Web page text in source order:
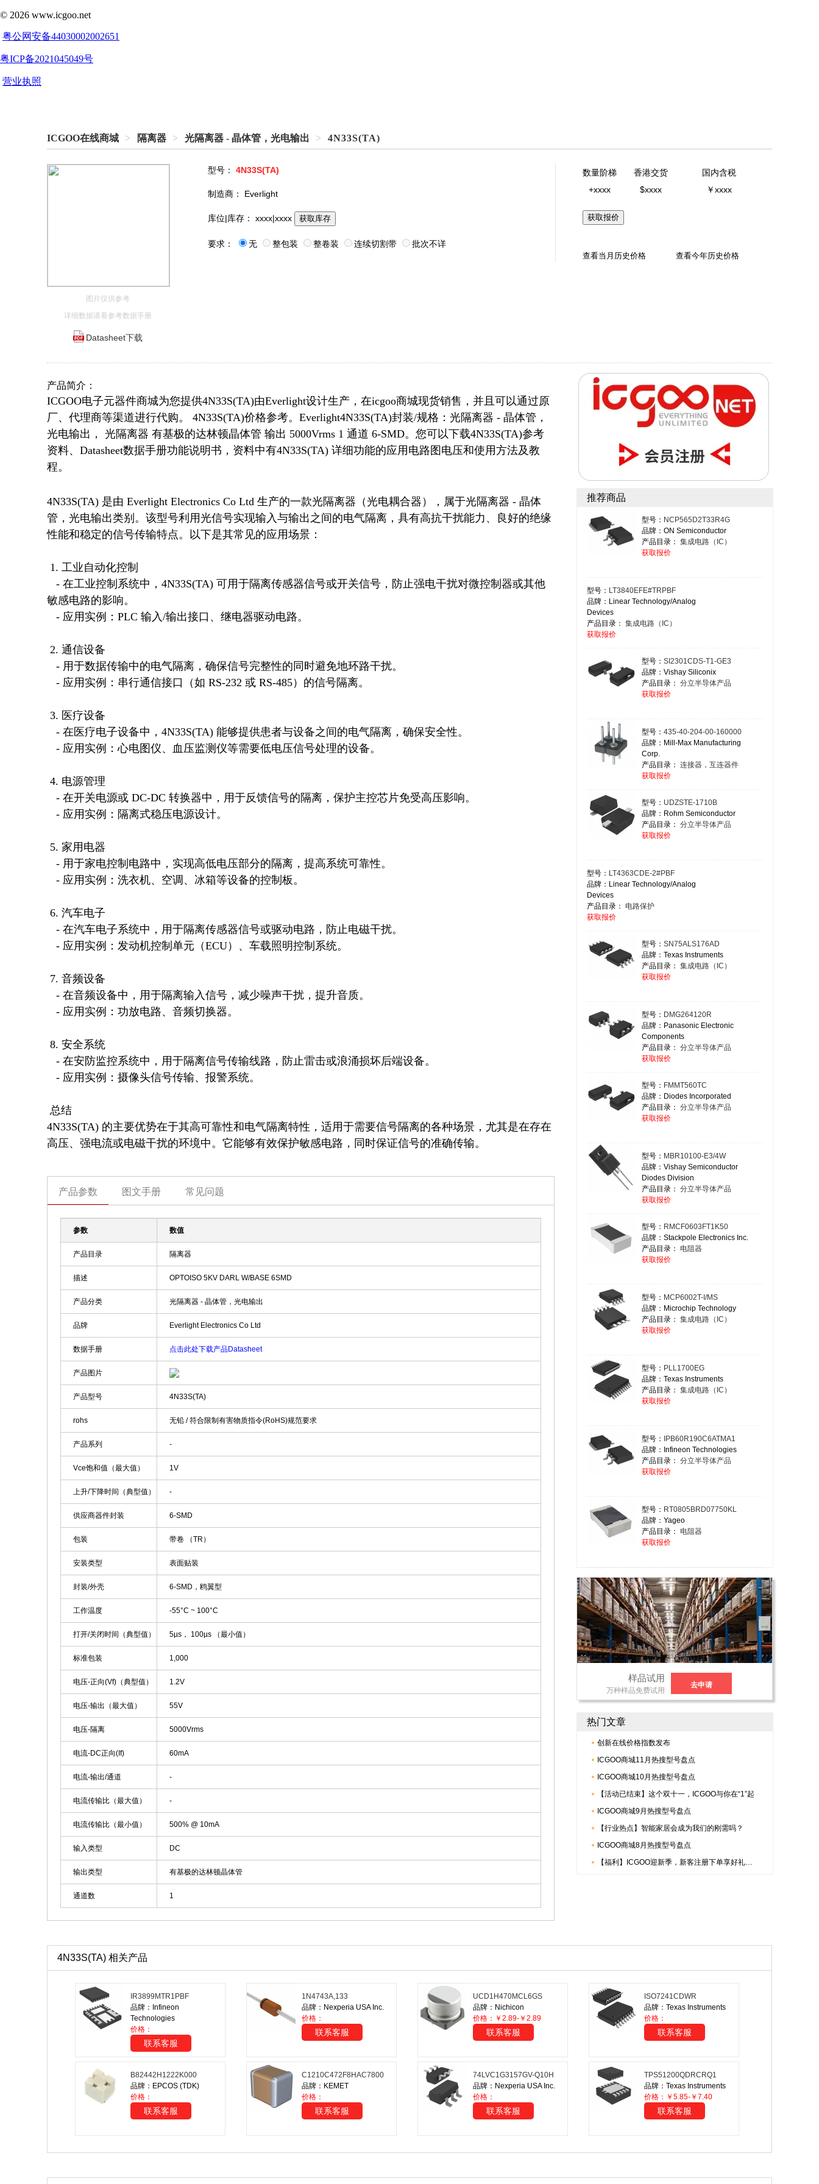
ICGOO在线商城 > 隔离器 > 光隔离器 - 晶体管，光电输出 > 4N33S(TA)
图片仅供参考
详细数据请看参考数据手册
Datasheet下载
型号： 4N33S(TA)
制造商： Everlight
库位|库存： xxxx|xxxx 获取库存
要求： 无 整包装 整卷装 连续切割带 批次不详
数量阶梯 香港交货
国内含税
+xxxx
$xxxx ￥xxxx
获取报价
查看当月历史价格 查看今年历史价格
产品简介：
ICGOO电子元器件商城为您提供4N33S(TA)由Everlight设计生产，在icgoo商城现货销售，并且可以通过原
厂、代理商等渠道进行代购。 4N33S(TA)价格参考。Everlight4N33S(TA)封装/规格：光隔离器 - 晶体管，
光电输出， 光隔离器 有基极的达林顿晶体管 输出 5000Vrms 1 通道 6-SMD。您可以下载4N33S(TA)参考
资料、Datasheet数据手册功能说明书，资料中有4N33S(TA) 详细功能的应用电路图电压和使用方法及教
程。
4N33S(TA) 是由 Everlight Electronics Co Ltd 生产的一款光隔离器（光电耦合器），属于光隔离器 - 晶体
管，光电输出类别。该型号利用光信号实现输入与输出之间的电气隔离，具有高抗干扰能力、良好的绝缘
性能和稳定的信号传输特点。以下是其常见的应用场景：
敏感电路的影响。
4N33S(TA) 的主要优势在于其高可靠性和电气隔离特性，适用于需要信号隔离的各种场景，尤其是在存在
高压、强电流或电磁干扰的环境中。它能够有效保护敏感电路，同时保证信号的准确传输。
产品参数 图文手册 常见问题
参数 数值
产品目录 隔离器
描述 OPTOISO 5KV DARL W/BASE 6SMD
产品分类 光隔离器 - 晶体管，光电输出
品牌 Everlight Electronics Co Ltd
数据手册 点击此处下载产品Datasheet
产品图片
产品型号 4N33S(TA)
rohs 无铅 / 符合限制有害物质指令(RoHS)规范要求
产品系列 -
Vce饱和值（最大值） 1V
上升/下降时间（典型值） -
供应商器件封装 6-SMD
包装 带卷 （TR）
安装类型 表面贴装
封装/外壳 6-SMD，鸥翼型
工作温度 -55°C ~ 100°C
打开/关闭时间（典型值） 5µs， 100µs （最小值）
标准包装 1,000
电压-正向(Vf)（典型值） 1.2V
电压-输出（最大值） 55V
电压-隔离 5000Vrms
电流-DC正向(If) 60mA
电流-输出/通道 -
电流传输比（最大值） -
电流传输比（最小值） 500% @ 10mA
输入类型 DC
输出类型 有基极的达林顿晶体管
通道数 1
推荐商品
型号： NCP565D2T33R4G
品牌：ON Semiconductor
产品目录： 集成电路（IC）
获取报价
型号： LT3840EFE#TRPBF
品牌：Linear Technology/Analog
Devices
产品目录： 集成电路（IC）
获取报价
型号： SI2301CDS-T1-GE3
品牌：Vishay Siliconix
产品目录： 分立半导体产品
获取报价
型号： 435-40-204-00-160000
品牌：Mill-Max Manufacturing
Corp.
产品目录： 连接器，互连器件
获取报价
型号： UDZSTE-1710B
品牌：Rohm Semiconductor
产品目录： 分立半导体产品
获取报价
型号： LT4363CDE-2#PBF
品牌：Linear Technology/Analog
Devices
产品目录： 电路保护
获取报价
型号： SN75ALS176AD
品牌：Texas Instruments
产品目录： 集成电路（IC）
获取报价
型号： DMG264120R
品牌：Panasonic Electronic
Components
产品目录： 分立半导体产品
获取报价
型号： FMMT560TC
品牌：Diodes Incorporated
产品目录： 分立半导体产品
获取报价
型号： MBR10100-E3/4W
品牌：Vishay Semiconductor
Diodes Division
产品目录： 分立半导体产品
获取报价
型号： RMCF0603FT1K50
品牌：Stackpole Electronics Inc.
产品目录： 电阻器
获取报价
型号： MCP6002T-I/MS
品牌：Microchip Technology
产品目录： 集成电路（IC）
获取报价
型号： PLL1700EG
品牌：Texas Instruments
产品目录： 集成电路（IC）
获取报价
型号：
IPB60R190C6ATMA1
品牌：Infineon Technologies
产品目录： 分立半导体产品
获取报价
型号： RT0805BRD07750KL
品牌：Yageo
产品目录： 电阻器
获取报价
样品试用
万种样品免费试用
去申请
热门文章
创新在线价格指数发布
ICGOO商城11月热搜型号盘点
ICGOO商城10月热搜型号盘点
【活动已结束】这个双十一，ICGOO与你在“1”起
ICGOO商城9月热搜型号盘点
【行业热点】智能家居会成为我们的刚需吗？
ICGOO商城8月热搜型号盘点
【福利】ICGOO迎新季，新客注册下单享好礼，更有倍捷连接器多重惊喜哟~
4N33S(TA) 相关产品
IR3899MTR1PBF
品牌：Infineon
Technologies
价格：
联系客服
1N4743A,133
品牌：Nexperia USA Inc.
价格：
联系客服
UCD1H470MCL6GS
品牌：Nichicon
价格：￥2.89-￥2.89
联系客服
ISO7241CDWR
品牌：Texas Instruments
价格：
联系客服
B82442H1222K000
品牌：EPCOS (TDK)
价格：
联系客服
C1210C472F8HAC7800
品牌：KEMET
价格：
联系客服
74LVC1G3157GV-Q10H
品牌：Nexperia USA Inc.
价格：
联系客服
TPS51200QDRCRQ1
品牌：Texas Instruments
价格：￥5.85-￥7.40
联系客服